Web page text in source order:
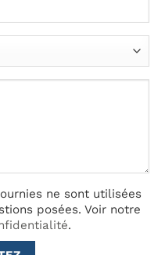
ne sont utilisées
posées. Voir notre
.